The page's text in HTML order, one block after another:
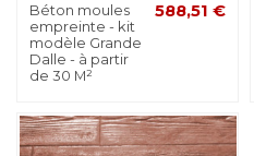
Béton moules
empreinte - kit
modèle Grande
Dalle - à partir
de 30 M²
588,51 €